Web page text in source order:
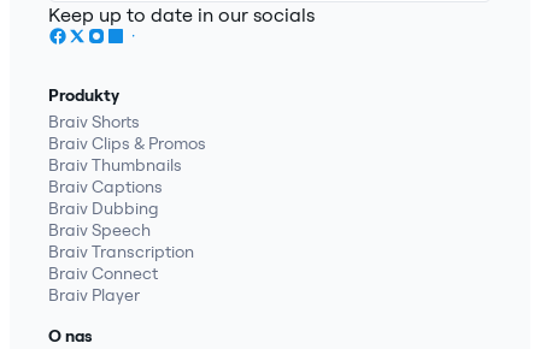
Keep up to date in our socials
Produkty
Braiv Shorts
Braiv Clips & Promos
Braiv Thumbnails
Braiv Captions
Braiv Dubbing
Braiv Speech
Braiv Transcription
Braiv Connect
Braiv Player
O nas